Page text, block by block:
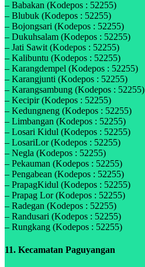
– Babakan (Kodepos : 52255)
– Blubuk (Kodepos : 52255)
– Bojongsari (Kodepos : 52255)
– Dukuhsalam (Kodepos : 52255)
– Jati Sawit (Kodepos : 52255)
– Kalibuntu (Kodepos : 52255)
– Karangdempel (Kodepos : 52255)
– Karangjunti (Kodepos : 52255)
– Karangsambung (Kodepos : 52255)
– Kecipir (Kodepos : 52255)
– Kedungneng (Kodepos : 52255)
– Limbangan (Kodepos : 52255)
– Losari Kidul (Kodepos : 52255)
– LosariLor (Kodepos : 52255)
– Negla (Kodepos : 52255)
– Pekauman (Kodepos : 52255)
– Pengabean (Kodepos : 52255)
– PrapagKidul (Kodepos : 52255)
– Prapag Lor (Kodepos : 52255)
– Radegan (Kodepos : 52255)
– Randusari (Kodepos : 52255)
– Rungkang (Kodepos : 52255)
11. Kecamatan Paguyangan